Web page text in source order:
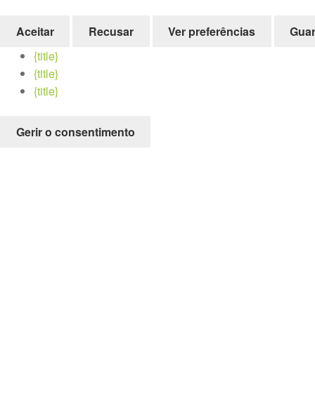
Aceitar Recusar Ver preferências
{title}
{title}
{title}
Gerir o consentimento